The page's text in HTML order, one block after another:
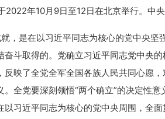
年10月9日至12日在北京举行。中央
是在以习近平同志为核心的党中央坚
斗取得的。党确立习近平同志党中央
映了全党全军全国各族人民共同心愿
全党要深刻领悟“两个确立”的决定性意
以习近平同志为核心的党中央周围，全